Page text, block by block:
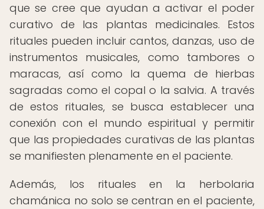
que se cree que ayudan a activar el poder
curativo de las plantas medicinales. Estos
rituales pueden incluir cantos, danzas, uso de
instrumentos musicales, como tambores o
maracas, así como la quema de hierbas
sagradas como el copal o la salvia. A través
de estos rituales, se busca establecer una
conexión con el mundo espiritual y permitir
que las propiedades curativas de las plantas
se manifiesten plenamente en el paciente.
Además, los rituales en la herbolaria
chamánica no solo se centran en el paciente,